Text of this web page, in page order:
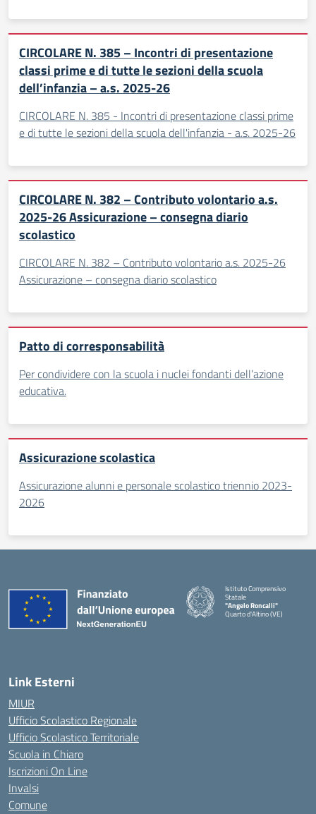
CIRCOLARE N. 385 – Incontri di presentazione
classi prime e di tutte le sezioni della scuola
dell’infanzia – a.s. 2025-26
CIRCOLARE N. 385 - Incontri di presentazione classi prime
e di tutte le sezioni della scuola dell'infanzia - a.s. 2025-26
CIRCOLARE N. 382 – Contributo volontario a.s.
2025-26 Assicurazione – consegna diario
scolastico
CIRCOLARE N. 382 – Contributo volontario a.s. 2025-26
Assicurazione – consegna diario scolastico
Patto di corresponsabilità
Per condividere con la scuola i nuclei fondanti dell’azione
educativa.
Assicurazione scolastica
Assicurazione alunni e personale scolastico triennio 2023-
2026
Istituto Comprensivo
Statale
"Angelo Roncalli"
Quarto d'Altino (VE)
Link Esterni
MIUR
Ufficio Scolastico Regionale
Ufficio Scolastico Territoriale
Scuola in Chiaro
Iscrizioni On Line
Invalsi
Comune